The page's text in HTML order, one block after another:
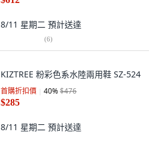
8/11 星期二 預計送達
(6)
KIZTREE 粉彩色系水陸兩用鞋 SZ-524
首購折扣價 40%$476
$285
8/11 星期二 預計送達